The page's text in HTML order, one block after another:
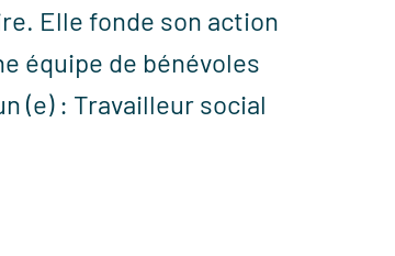
Elle fonde son action
équipe de bénévoles
(e) : Travailleur social